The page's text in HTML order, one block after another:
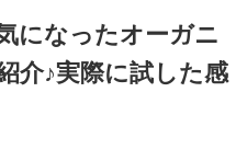
になったオーガニ
介♪実際に試した感